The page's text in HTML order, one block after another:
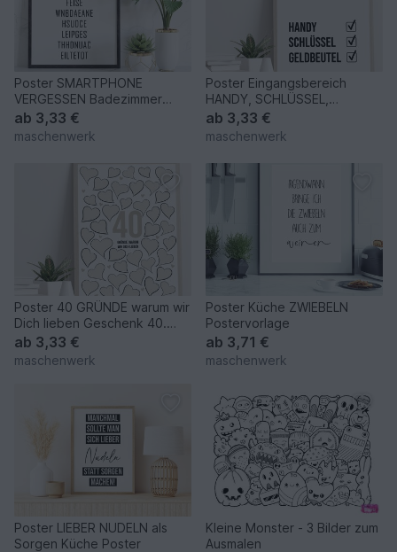
Poster SMARTPHONE
VERGESSEN Badezimmer
Worträtsel DIN A4 und A3 Bad
Poster
ab 3,33 €
maschenwerk
Poster Eingangsbereich
HANDY, SCHLÜSSEL,
GELDBEUTEL
Willkommensschild
ab 3,33 €
maschenwerk
Poster 40 GRÜNDE warum wir
Dich lieben Geschenk 40.
Geburtstag
ab 3,33 €
maschenwerk
Poster Küche ZWIEBELN
Postervorlage
ab 3,71 €
maschenwerk
Poster LIEBER NUDELN als
Sorgen Küche Poster
Kleine Monster - 3 Bilder zum
Ausmalen